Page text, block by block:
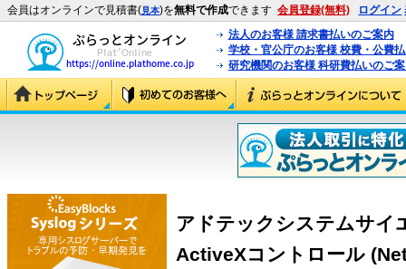
会員はオンラインで見積書(見本)を無料で作成できます 会員登録(無料) ログイン
法人のお客様 請求書払いのご案内
学校・官公庁のお客様 校費・公費
研究機関のお客様 科研費払いのご
アドテックシステムサ
ActiveXコントロール